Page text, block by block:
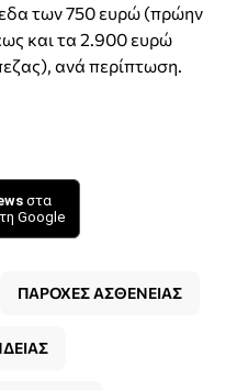
των 750 ευρώ (πρώην
και τα 2.900 ευρώ
ανά περίπτωση.
στα
Google
ΠΑΡΟΧΕΣ ΑΣΘΕΝΕΙΑΣ